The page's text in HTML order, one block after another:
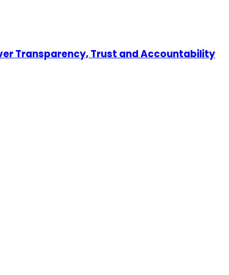
Transparency, Trust and Accountability